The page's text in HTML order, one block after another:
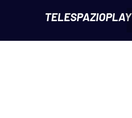
TELESPAZIOPLAY